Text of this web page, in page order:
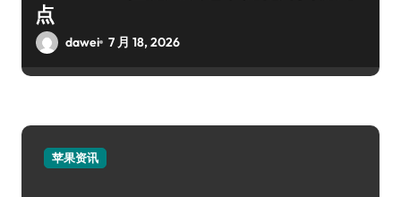
点
dawei 7 月 18, 2026
苹果资讯